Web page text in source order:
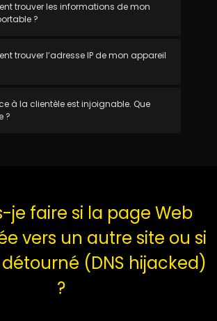
trouver les informations de mon
?
trouver l’adresse IP de mon appareil
à la clientèle est injoignable. Que
?
je faire si la page Web
vers un autre site ou si
détourné (DNS hijacked)
?